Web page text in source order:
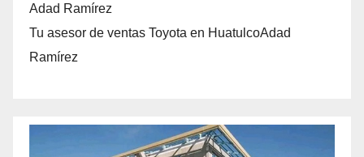
Adad Ramírez
Tu asesor de ventas Toyota en HuatulcoAdad
Ramírez